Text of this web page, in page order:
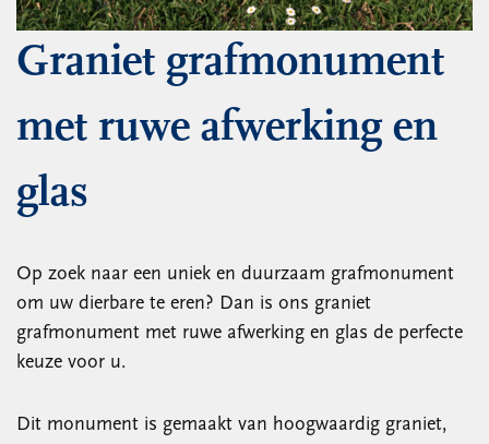
Graniet grafmonument
met ruwe afwerking en
glas
Op zoek naar een uniek en duurzaam grafmonument
om uw dierbare te eren? Dan is ons graniet
grafmonument met ruwe afwerking en glas de perfecte
keuze voor u.
Dit monument is gemaakt van hoogwaardig graniet,